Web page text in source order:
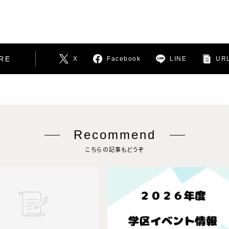
X Facebook LINE
Recommend
こちらの記事もどうぞ